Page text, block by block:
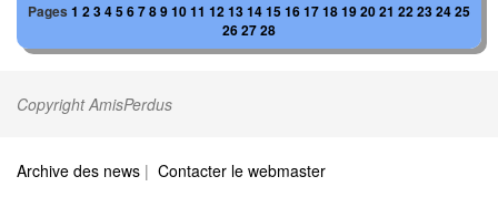
Pages1 234567891011 12131415161718192021 22232425
262728
Copyright AmisPerdus
Archive des news | Contacter le webmaster